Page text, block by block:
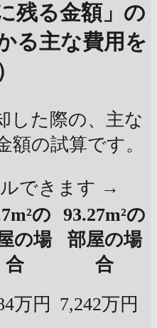
残る金額」の
る主な費用を
した際の、主な
額の試算です。
できます →
の
の場
合
93.27m²の
部屋の場
合
万円
7,242万円